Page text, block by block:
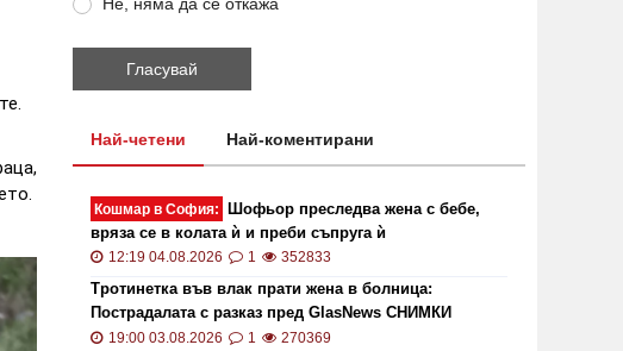
Най-четени Най-коментирани
Кошмар в София:
Шофьор преследва жена с бебе,
вряза се в колата ѝ и преби съпруга ѝ
12:19 04.08.2026 1 352833
Тротинетка във влак прати жена в болница:
Пострадалата с разказ пред GlasNews СНИМКИ
19:00 03.08.2026 1 270369